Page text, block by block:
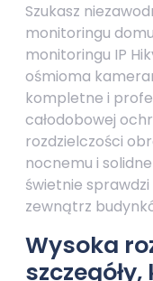
Szukasz
monitoringu
monitoringu IP
ośmioma
kompletne i
całodobowej
rozdzielczości
nocnemu i
świetnie
zewnątrz
Wysoka